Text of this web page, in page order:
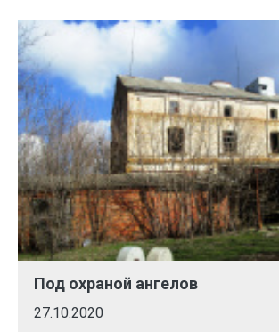
Под охраной ангелов
27.10.2020